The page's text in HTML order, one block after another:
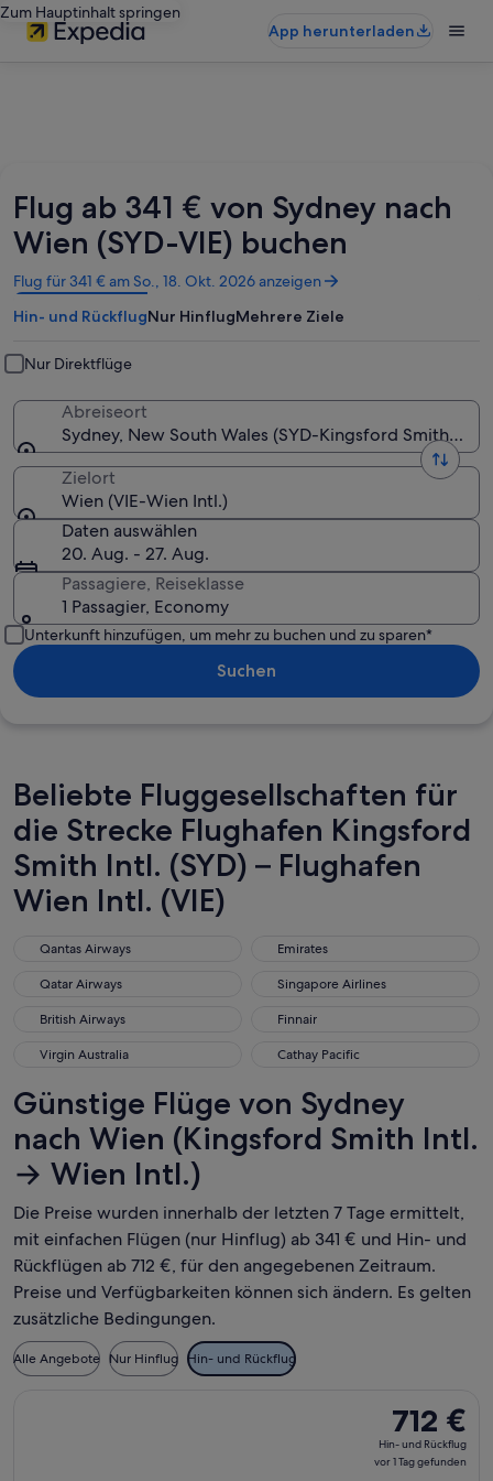
Zum Hauptinhalt springen
App herunterladen
Flug ab 341 € von Sydney nach
Wien (SYD-VIE) buchen
Flug für 341 € am So., 18. Okt. 2026 anzeigen
Wird
in
einem
Fenster
geöffnet
Hin- und RückflugNur HinflugMehrere Ziele
Nur Direktflüge
Abreiseort
Sydney, New South Wales (SYD-Kingsford Smith Intl.)
Zielort
Wien (VIE-Wien Intl.)
Daten auswählen
20. Aug. - 27. Aug.
Passagiere, Reiseklasse
1 Passagier, Economy
Unterkunft hinzufügen, um mehr zu buchen und zu sparen*
Suchen
Beliebte Fluggesellschaften für
die Strecke Flughafen Kingsford
Smith Intl. (SYD) – Flughafen
Wien Intl. (VIE)
Qantas Airways
Qantas Airways Emirates
Emirates
Qatar Airways
Qatar Airways Singapore Airlines
Singapore Airlines
British Airways
British Airways Finnair
Finnair
Virgin Australia
Virgin Australia Cathay Pacific
Cathay Pacific
Günstige Flüge von Sydney
nach Wien (Kingsford Smith Intl.
→ Wien Intl.)
Die Preise wurden innerhalb der letzten 7 Tage ermittelt,
mit einfachen Flügen (nur Hinflug) ab 341 € und Hin- und
Rückflügen ab 712 €, für den angegebenen Zeitraum.
Preise und Verfügbarkeiten können sich ändern. Es gelten
zusätzliche Bedingungen.
Alle Angebote Nur Hinflug Hin- und Rückflug
712 €
Hin-
und
712 €
Hin- und Rückflug
vor 1 Tag gefunden